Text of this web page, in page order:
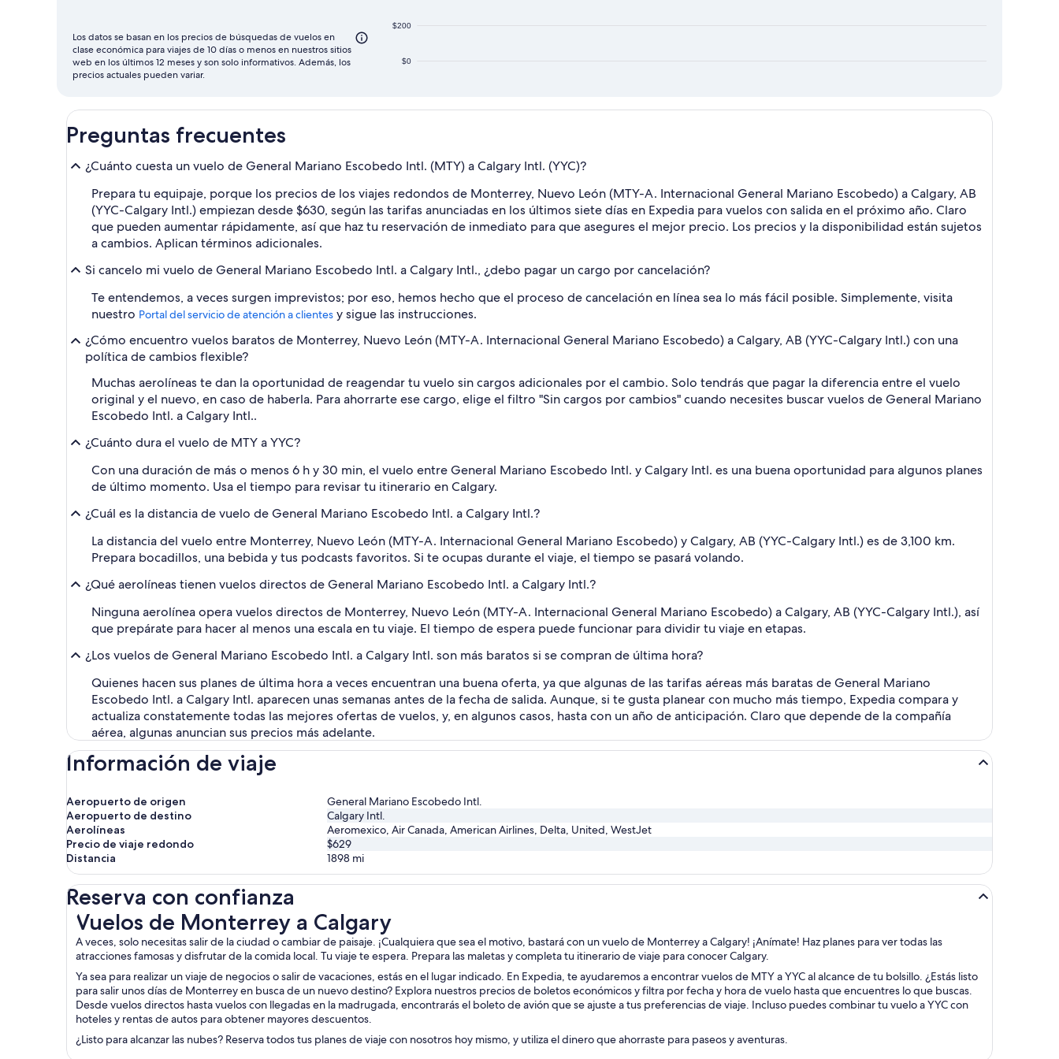
$0
$200
Los datos se basan en los precios de búsquedas de vuelos en
clase económica para viajes de 10 días o menos en nuestros sitios
web en los últimos 12 meses y son solo informativos. Además, los
precios actuales pueden variar.
Preguntas frecuentes
¿Cuánto cuesta un vuelo de General Mariano Escobedo Intl. (MTY) a Calgary Intl. (YYC)?
Prepara tu equipaje, porque los precios de los viajes redondos de Monterrey, Nuevo León (MTY-A. Internacional General Mariano Escobedo) a Calgary, AB
(YYC-Calgary Intl.) empiezan desde $630, según las tarifas anunciadas en los últimos siete días en Expedia para vuelos con salida en el próximo año. Claro
que pueden aumentar rápidamente, así que haz tu reservación de inmediato para que asegures el mejor precio. Los precios y la disponibilidad están sujetos
a cambios. Aplican términos adicionales.
Si cancelo mi vuelo de General Mariano Escobedo Intl. a Calgary Intl., ¿debo pagar un cargo por cancelación?
Te entendemos, a veces surgen imprevistos; por eso, hemos hecho que el proceso de cancelación en línea sea lo más fácil posible. Simplemente, visita
nuestro Portal del servicio de atención a clientes y sigue las instrucciones.
¿Cómo encuentro vuelos baratos de Monterrey, Nuevo León (MTY-A. Internacional General Mariano Escobedo) a Calgary, AB (YYC-Calgary Intl.) con una
política de cambios flexible?
Muchas aerolíneas te dan la oportunidad de reagendar tu vuelo sin cargos adicionales por el cambio. Solo tendrás que pagar la diferencia entre el vuelo
original y el nuevo, en caso de haberla. Para ahorrarte ese cargo, elige el filtro "Sin cargos por cambios" cuando necesites buscar vuelos de General Mariano
Escobedo Intl. a Calgary Intl..
¿Cuánto dura el vuelo de MTY a YYC?
Con una duración de más o menos 6 h y 30 min, el vuelo entre General Mariano Escobedo Intl. y Calgary Intl. es una buena oportunidad para algunos planes
de último momento. Usa el tiempo para revisar tu itinerario en Calgary.
¿Cuál es la distancia de vuelo de General Mariano Escobedo Intl. a Calgary Intl.?
La distancia del vuelo entre Monterrey, Nuevo León (MTY-A. Internacional General Mariano Escobedo) y Calgary, AB (YYC-Calgary Intl.) es de 3,100 km.
Prepara bocadillos, una bebida y tus podcasts favoritos. Si te ocupas durante el viaje, el tiempo se pasará volando.
¿Qué aerolíneas tienen vuelos directos de General Mariano Escobedo Intl. a Calgary Intl.?
Ninguna aerolínea opera vuelos directos de Monterrey, Nuevo León (MTY-A. Internacional General Mariano Escobedo) a Calgary, AB (YYC-Calgary Intl.), así
que prepárate para hacer al menos una escala en tu viaje. El tiempo de espera puede funcionar para dividir tu viaje en etapas.
¿Los vuelos de General Mariano Escobedo Intl. a Calgary Intl. son más baratos si se compran de última hora?
Quienes hacen sus planes de última hora a veces encuentran una buena oferta, ya que algunas de las tarifas aéreas más baratas de General Mariano
Escobedo Intl. a Calgary Intl. aparecen unas semanas antes de la fecha de salida. Aunque, si te gusta planear con mucho más tiempo, Expedia compara y
actualiza constatemente todas las mejores ofertas de vuelos, y, en algunos casos, hasta con un año de anticipación. Claro que depende de la compañía
aérea, algunas anuncian sus precios más adelante.
Información de viaje
Aeropuerto de origen
General Mariano Escobedo Intl.
Aeropuerto de destino
Calgary Intl.
Aerolíneas
Aeromexico, Air Canada, American Airlines, Delta, United, WestJet
Precio de viaje redondo
$629
Distancia
1898 mi
Reserva con confianza
Vuelos de Monterrey a Calgary
A veces, solo necesitas salir de la ciudad o cambiar de paisaje. ¡Cualquiera que sea el motivo, bastará con un vuelo de Monterrey a Calgary! ¡Anímate! Haz planes para ver todas las
atracciones famosas y disfrutar de la comida local. Tu viaje te espera. Prepara las maletas y completa tu itinerario de viaje para conocer Calgary.
Ya sea para realizar un viaje de negocios o salir de vacaciones, estás en el lugar indicado. En Expedia, te ayudaremos a encontrar vuelos de MTY a YYC al alcance de tu bolsillo. ¿Estás listo
para salir unos días de Monterrey en busca de un nuevo destino? Explora nuestros precios de boletos económicos y filtra por fecha y hora de vuelo hasta que encuentres lo que buscas.
Desde vuelos directos hasta vuelos con llegadas en la madrugada, encontrarás el boleto de avión que se ajuste a tus preferencias de viaje. Incluso puedes combinar tu vuelo a YYC con
hoteles y rentas de autos para obtener mayores descuentos.
¿Listo para alcanzar las nubes? Reserva todos tus planes de viaje con nosotros hoy mismo, y utiliza el dinero que ahorraste para paseos y aventuras.
Vuelos de Monterrey a Calgary